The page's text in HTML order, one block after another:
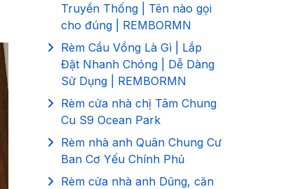
Truyền Thống | Tên nào gọi
cho đúng | REMBORMN
Rèm Cầu Vồng Là Gì | Lắp
Đặt Nhanh Chóng | Dễ Dàng
Sử Dụng | REMBORMN
Rèm cửa nhà chị Tâm Chung
Cu S9 Ocean Park
Rèm nhà anh Quân Chung Cư
Ban Cơ Yếu Chính Phủ
Rèm cửa nhà anh Dũng, căn